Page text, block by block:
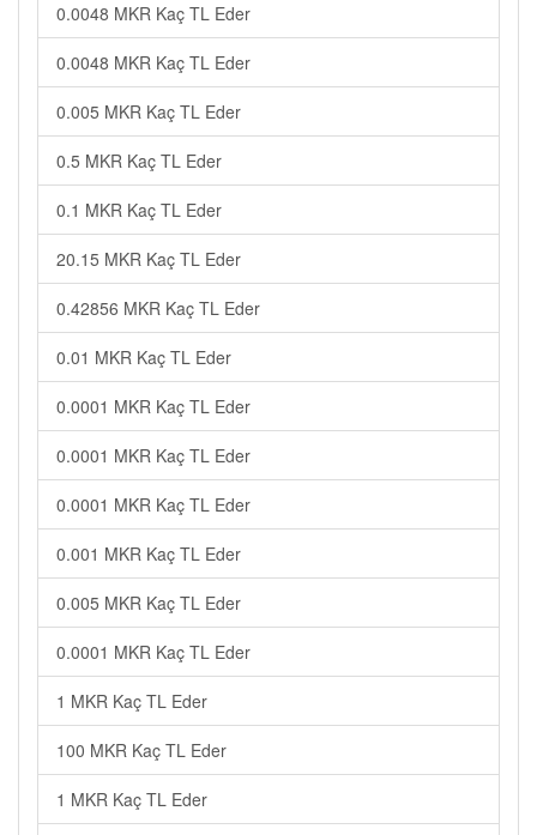
0.0048 MKR Kaç TL Eder
0.0048 MKR Kaç TL Eder
0.005 MKR Kaç TL Eder
0.5 MKR Kaç TL Eder
0.1 MKR Kaç TL Eder
20.15 MKR Kaç TL Eder
0.42856 MKR Kaç TL Eder
0.01 MKR Kaç TL Eder
0.0001 MKR Kaç TL Eder
0.0001 MKR Kaç TL Eder
0.0001 MKR Kaç TL Eder
0.001 MKR Kaç TL Eder
0.005 MKR Kaç TL Eder
0.0001 MKR Kaç TL Eder
1 MKR Kaç TL Eder
100 MKR Kaç TL Eder
1 MKR Kaç TL Eder